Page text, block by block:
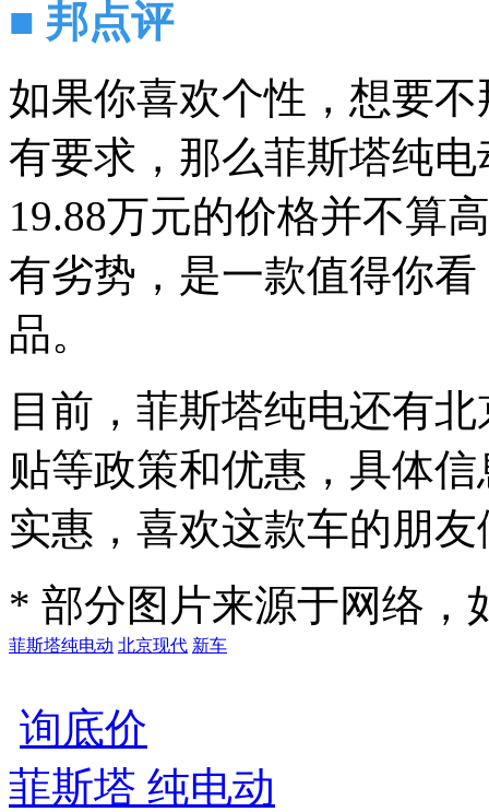
■ 邦点评
如果你喜欢个性，想要
有要求，那么菲斯塔纯
19.88万元的价格并不算
有劣势，是一款值得你
品。
目前，菲斯塔纯电还有
贴等政策和优惠，具体
实惠，喜欢这款车的朋
* 部分图片来源于网络，
菲斯塔纯电动 北京现代 新车
询底价
菲斯塔 纯电动